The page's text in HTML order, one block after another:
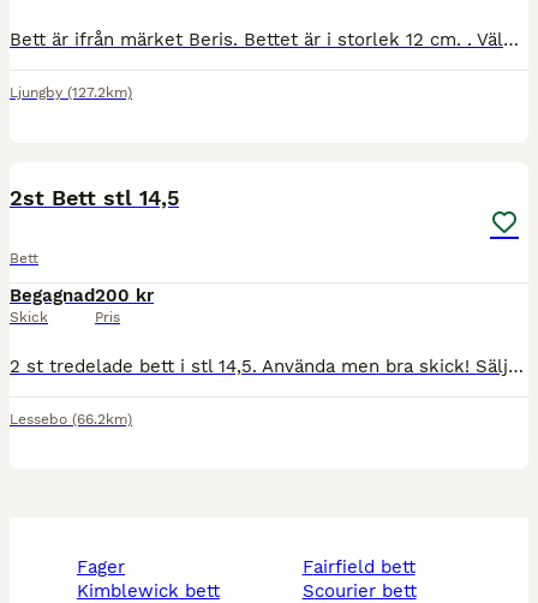
Bett är ifrån märket Beris. Bettet är i storlek 12 cm. . Väldigt fint skick på bettet. Inga bitmärke
Ljungby (127.2km)
2st Bett stl 14,5
Bett
Begagnad
Skick
200 kr
Pris
2 st tredelade bett i stl 14,5. Använda men bra skick! Säljes helst tillsammans för 200 kr men kan även säljas enskilt för 150 kr st. Skickas om köparen står för fraktkostnaden.
Lessebo (66.2km)
fager
kimblewick bett
fairfield bett
scourier bett